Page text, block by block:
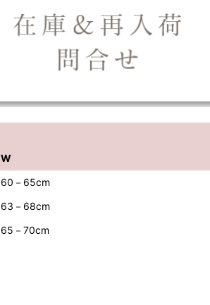
W
60－65cm
63－68cm
65－70cm